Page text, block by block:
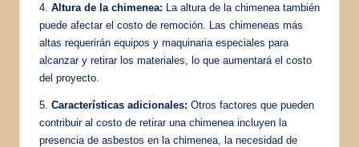
4. Altura de la chimenea: La altura de la chimenea también
puede afectar el costo de remoción. Las chimeneas más
altas requerirán equipos y maquinaria especiales para
alcanzar y retirar los materiales, lo que aumentará el costo
del proyecto.
5. Características adicionales: Otros factores que pueden
contribuir al costo de retirar una chimenea incluyen la
presencia de asbestos en la chimenea, la necesidad de